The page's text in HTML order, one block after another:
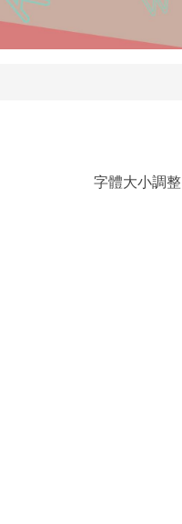
字體大小調整